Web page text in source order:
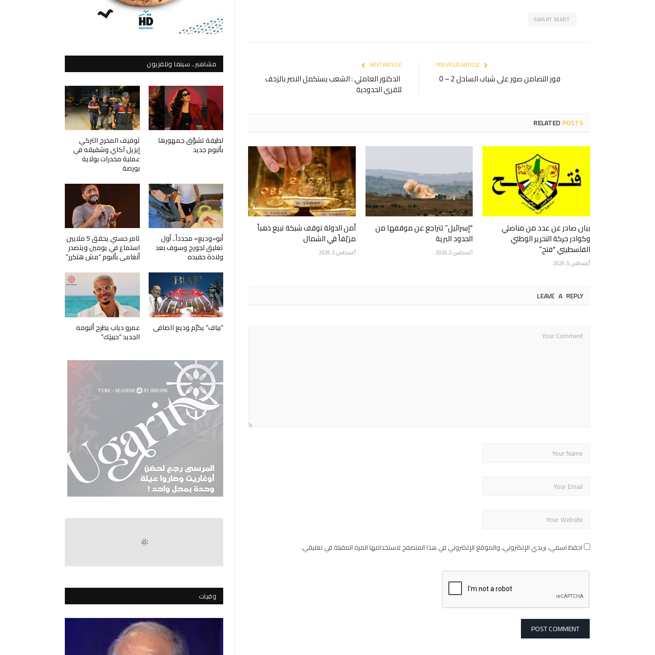
SMART MART
فوز التضامن صور على شباب الساحل 2 – 0
NEXT ARTICLE
الدكتور العاملي : الشعب يستكمل النصر بالزحف
للقرى الحدودية
RELATEDPOSTS
بيان صادر عن عدد من مناضلي
وكوادر حركة التحرير الوطني
الفلسطيني “فتح”
أغسطس 5, 2026
“إسرائيل” تتراجع عن موقفها من
الحدود البرية
أغسطس 5, 2026
أمن الدولة توقف شبكة تبيع ذهباً
مزيّفاً في الشمال
أغسطس 5, 2026
LEAVE A REPLY
احفظ اسمي، بريدي الإلكتروني، والموقع الإلكتروني في هذا المتصفح لاستخدامها المرة المقبلة في تعليقي.
مشاهير.. سينما وتلفزيون
لطيفة تشوّق جمهورها
بألبوم جديد
توقيف المخرج التركي
إيزيل آكاي وشقيقه في
عملية مخدرات بولاية
بورصة
أبو«وديع» مجدداً.. أول
تعليق لجورج وسوف بعد
ولادة حفيده
تامر حسني يحقق 5 ملايين
استماع في يومين ويتصدر
أنغامي بألبوم “مش هتكرر”
“بياف” يكرّم وديع الصافي عمرو دياب يطرح ألبومه
الجديد “حبيتِك”
وفيات